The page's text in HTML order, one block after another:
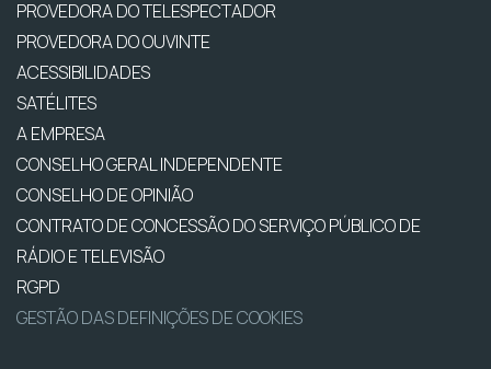
PROVEDORA DO TELESPECTADOR
PROVEDORA DO OUVINTE
ACESSIBILIDADES
SATÉLITES
A EMPRESA
CONSELHO GERAL INDEPENDENTE
CONSELHO DE OPINIÃO
CONTRATO DE CONCESSÃO DO SERVIÇO PÚBLICO DE
RÁDIO E TELEVISÃO
RGPD
GESTÃO DAS DEFINIÇÕES DE COOKIES